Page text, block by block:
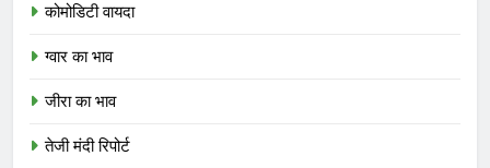
कोमोडिटी वायदा
ग्वार का भाव
जीरा का भाव
तेजी मंदी रिपोर्ट